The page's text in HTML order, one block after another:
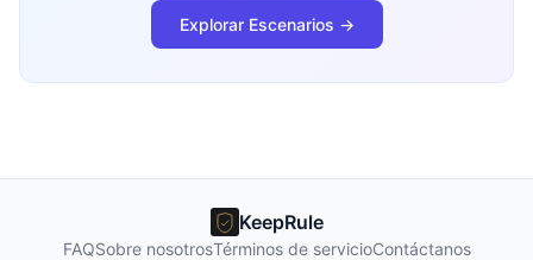
Explorar Escenarios →
KeepRule
FAQSobre nosotrosTérminos de servicioContáctanos